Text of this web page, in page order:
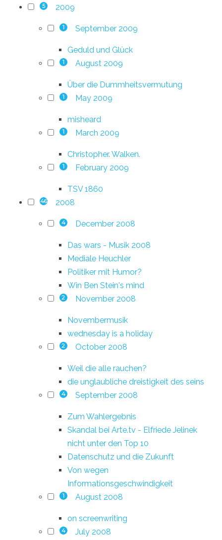
5 2009
1 September 2009
Geduld und Glück
1 August 2009
Über die Dummheitsvermutung
1 May 2009
misheard
1 March 2009
Christopher. Walken.
1 February 2009
TSV 1860
46 2008
4 December 2008
Das wars - Musik 2008
Mediale Heuchler
Politiker mit Humor?
Win Ben Stein's mind
2 November 2008
Novembermusik
wednesday is a holiday
2 October 2008
Weil die alle rauchen?
die unglaubliche dreistigkeit des seins
4 September 2008
Zum Wahlergebnis
Skandal bei Arte.tv - Elfriede Jelinek
nicht unter den Top 10
Datenschutz und die Zukunft
Von wegen
Informationsgeschwindigkeit
1 August 2008
on screenwriting
4 July 2008